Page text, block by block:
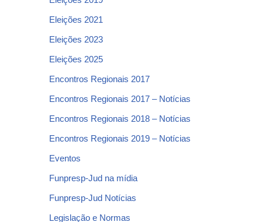
Eleições 2021
Eleições 2023
Eleições 2025
Encontros Regionais 2017
Encontros Regionais 2017 – Notícias
Encontros Regionais 2018 – Notícias
Encontros Regionais 2019 – Notícias
Eventos
Funpresp-Jud na mídia
Funpresp-Jud Notícias
Legislação e Normas